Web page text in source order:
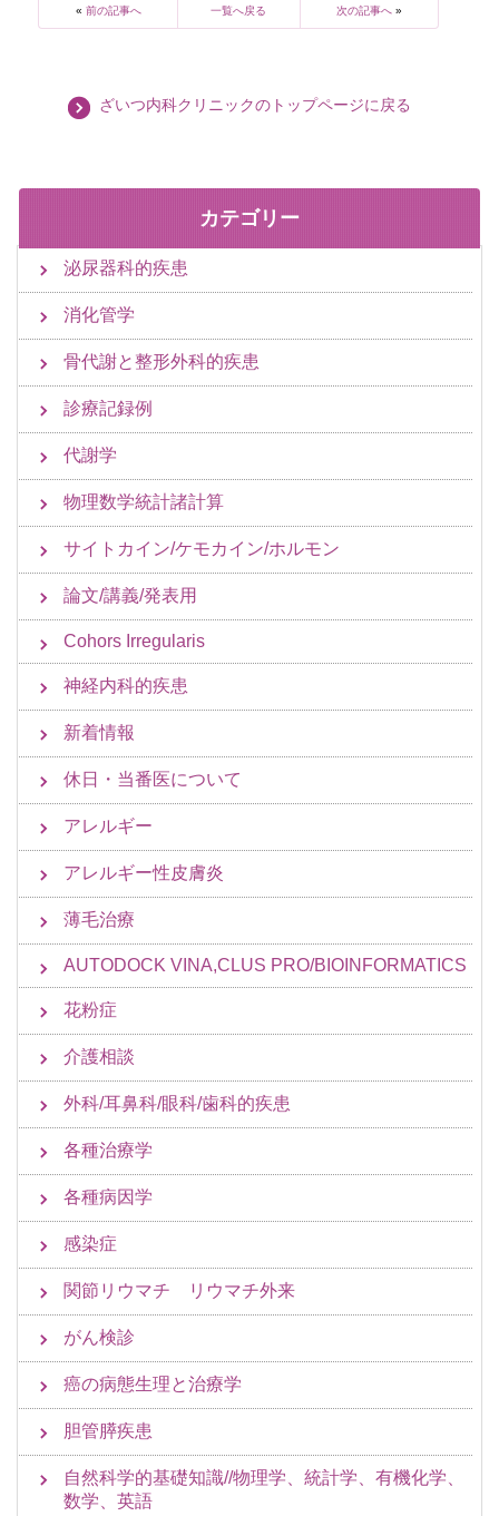
« 前の記事へ 一覧へ戻る 次の記事へ»
ざいつ内科クリニックのトップページに戻る
カテゴリー
泌尿器科的疾患
消化管学
骨代謝と整形外科的疾患
診療記録例
代謝学
物理数学統計諸計算
サイトカイン/ケモカイン/ホルモン
論文/講義/発表用
Cohors Irregularis
神経内科的疾患
新着情報
休日・当番医について
アレルギー
アレルギー性皮膚炎
薄毛治療
AUTODOCK VINA,CLUS PRO/BIOINFORMATICS
花粉症
介護相談
外科/耳鼻科/眼科/歯科的疾患
各種治療学
各種病因学
感染症
関節リウマチ リウマチ外来
がん検診
癌の病態生理と治療学
胆管膵疾患
自然科学的基礎知識//物理学、統計学、有機化学、
数学、英語